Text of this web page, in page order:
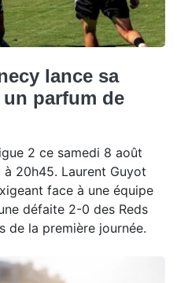
lance sa
parfum de
2 ce samedi 8 août
20h45. Laurent Guyot
face à une équipe
défaite 2-0 des Reds
de la première journée.